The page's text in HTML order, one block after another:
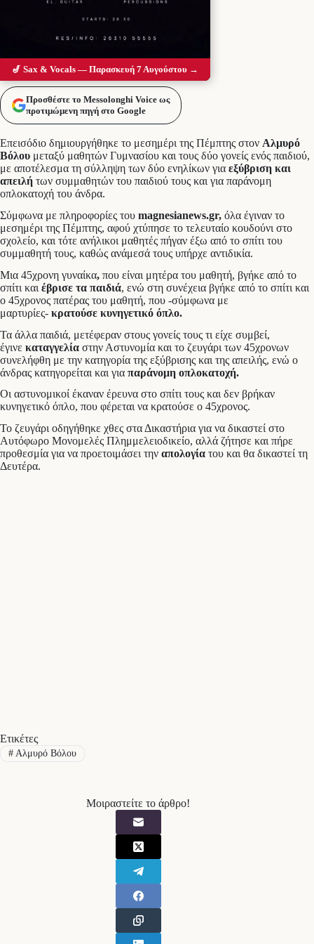
Προσθέστε το Messolonghi Voice ως
προτιμώμενη πηγή στο Google
Επεισόδιο δημιουργήθηκε το μεσημέρι της Πέμπτης στον Αλμυρό
Βόλου μεταξύ μαθητών Γυμνασίου και τους δύο γονείς ενός παιδιού,
με αποτέλεσμα τη σύλληψη των δύο ενηλίκων για εξύβριση και
απειλή των συμμαθητών του παιδιού τους και για παράνομη
οπλοκατοχή του άνδρα.
Σύμφωνα με πληροφορίες του magnesianews.gr, όλα έγιναν το
μεσημέρι της Πέμπτης, αφού χτύπησε το τελευταίο κουδούνι στο
σχολείο, και τότε ανήλικοι μαθητές πήγαν έξω από το σπίτι του
συμμαθητή τους, καθώς ανάμεσά τους υπήρχε αντιδικία.
Μια 45χρονη γυναίκα, που είναι μητέρα του μαθητή, βγήκε από το
σπίτι και έβρισε τα παιδιά, ενώ στη συνέχεια βγήκε από το σπίτι και
ο 45χρονος πατέρας του μαθητή, που -σύμφωνα με
μαρτυρίες- κρατούσε κυνηγετικό όπλο.
Τα άλλα παιδιά, μετέφεραν στους γονείς τους τι είχε συμβεί,
έγινε καταγγελία στην Αστυνομία και το ζευγάρι των 45χρονων
συνελήφθη με την κατηγορία της εξύβρισης και της απειλής, ενώ ο
άνδρας κατηγορείται και για παράνομη οπλοκατοχή.
Οι αστυνομικοί έκαναν έρευνα στο σπίτι τους και δεν βρήκαν
κυνηγετικό όπλο, που φέρεται να κρατούσε ο 45χρονος.
Το ζευγάρι οδηγήθηκε χθες στα Δικαστήρια για να δικαστεί στο
Αυτόφωρο Μονομελές Πλημμελειοδικείο, αλλά ζήτησε και πήρε
προθεσμία για να προετοιμάσει την απολογία του και θα δικαστεί τη
Δευτέρα.
Ετικέτες
#Αλμυρό Βόλου
Μοιραστείτε το άρθρο!
🎷 Sax & Vocals — Παρασκευή 7 Αυγούστου →